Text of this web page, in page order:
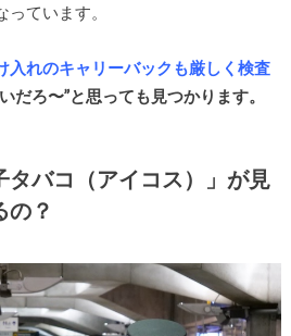
っています。
入れのキャリーバックも厳しく検査
だろ〜”と思っても見つかります。
タバコ（アイコス）」が見
の？